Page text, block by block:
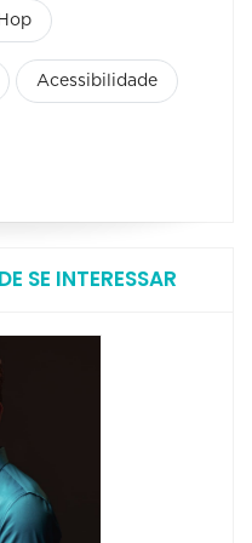
Acessibilidade
SE INTERESSAR